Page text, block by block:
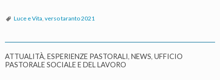
Luce e Vita verso taranto 2021
ATTUALITÀ, ESPERIENZE PASTORALI, NEWS, UFFICIO
PASTORALE SOCIALE E DEL LAVORO